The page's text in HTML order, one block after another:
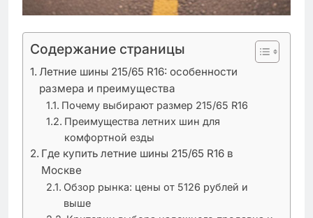
Содержание страницы
Летние шины 215/65 R16: особенности
размера и преимущества
Почему выбирают размер 215/65 R16
Преимущества летних шин для
комфортной езды
Где купить летние шины 215/65 R16 в
Москве
Обзор рынка: цены от 5126 рублей и
выше